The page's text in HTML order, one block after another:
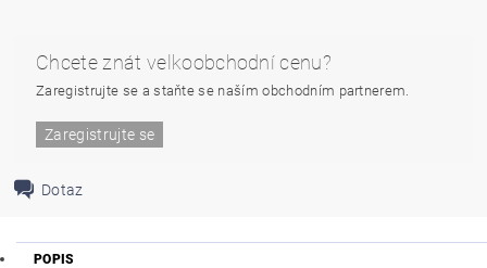
Chcete znát velkoobchodní cenu?
Zaregistrujte se a staňte se naším obchodním partnerem.
Zaregistrujte se
Dotaz
POPIS